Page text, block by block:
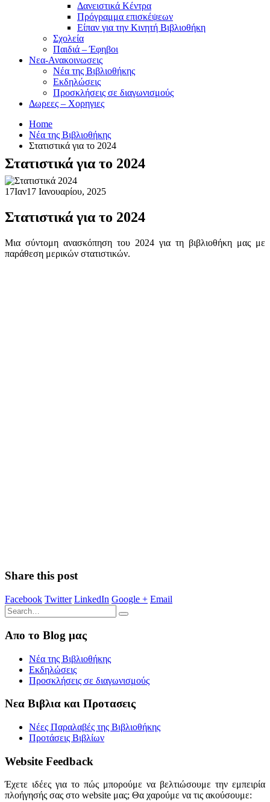
Δανειστικά Κέντρα
Πρόγραμμα επισκέψεων
Είπαν για την Κινητή Βιβλιοθήκη
Σχολεία
Παιδιά – Έφηβοι
Νεα-Ανακοινωσεις
Νέα της Βιβλιοθήκης
Εκδηλώσεις
Προσκλήσεις σε διαγωνισμούς
Δωρεες – Χορηγιες
Home
Νέα της Βιβλιοθήκης
Στατιστικά για το 2024
Στατιστικά για το 2024
17Ιαν17 Ιανουαρίου, 2025
Στατιστικά για το 2024
Μια σύντομη ανασκόπηση του 2024 για τη βιβλιοθήκη μας με
παράθεση μερικών στατιστικών.
Share this post
Facebook Twitter LinkedIn Google + Email
Απο το Blog μας
Νέα της Βιβλιοθήκης
Εκδηλώσεις
Προσκλήσεις σε διαγωνισμούς
Νεα Βιβλια και Προτασεις
Νέες Παραλαβές της Βιβλιοθήκης
Προτάσεις Βιβλίων
Website Feedback
Έχετε ιδέες για το πώς μπορούμε να βελτιώσουμε την εμπειρία
πλοήγησής σας στο website μας; Θα χαρούμε να τις ακούσουμε: